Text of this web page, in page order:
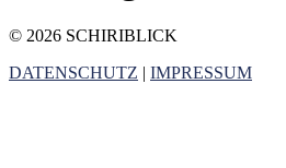
© 2026 SCHIRIBLICK
DATENSCHUTZ | IMPRESSUM